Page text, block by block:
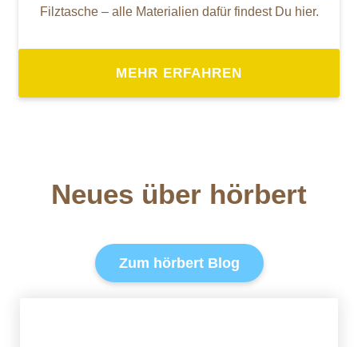
Filztasche – alle Materialien dafür findest Du hier.
MEHR ERFAHREN
Neues über hörbert
Zum hörbert Blog